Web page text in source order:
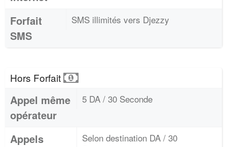
Forfait
SMS
SMS illimités vers Djezzy
Hors Forfait
Appel même
opérateur
5 DA / 30 Seconde
Appels
Selon destination DA / 30